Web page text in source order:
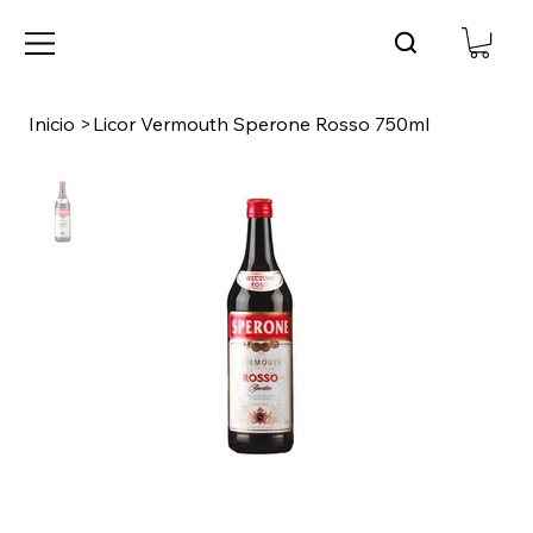
Inicio > Licor Vermouth Sperone Rosso 750ml